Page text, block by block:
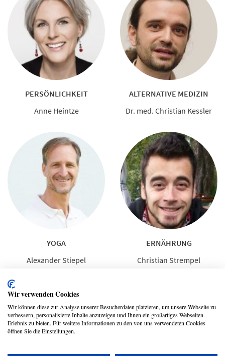
PERSÖNLICHKEIT
Anne Heintze
ALTERNATIVE MEDIZIN
Dr. med. Christian Kessler
YOGA
Alexander Stiepel
ERNÄHRUNG
Christian Strempel
Wir verwenden Cookies
Wir können diese zur Analyse unserer Besucherdaten platzieren, um unsere Webseite zu
verbessern, personalisierte Inhalte anzuzeigen und Ihnen ein großartiges Webseiten-
Erlebnis zu bieten. Für weitere Informationen zu den von uns verwendeten Cookies
öffnen Sie die Einstellungen.